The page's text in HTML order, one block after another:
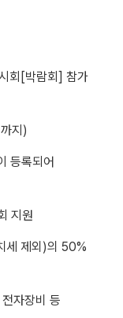
회[박람회] 참가
지)
등록되어
지원
세 제외)의 50%
자장비 등